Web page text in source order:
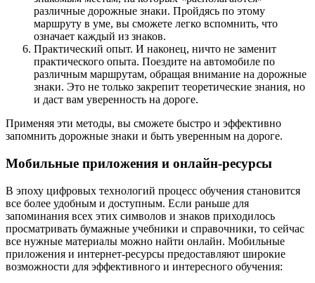
различные дорожные знаки. Пройдясь по этому
маршруту в уме, вы сможете легко вспомнить, что
означает каждый из знаков.
Практический опыт. И наконец, ничто не заменит
практического опыта. Поездите на автомобиле по
различным маршрутам, обращая внимание на дорожные
знаки. Это не только закрепит теоретические знания, но
и даст вам уверенность на дороге.
Применяя эти методы, вы сможете быстро и эффективно
запомнить дорожные знаки и быть уверенным на дороге.
Мобильные приложения и онлайн-ресурсы
В эпоху цифровых технологий процесс обучения становится
все более удобным и доступным. Если раньше для
запоминания всех этих символов и знаков приходилось
просматривать бумажные учебники и справочники, то сейчас
все нужные материалы можно найти онлайн. Мобильные
приложения и интернет-ресурсы предоставляют широкие
возможности для эффективного и интересного обучения: